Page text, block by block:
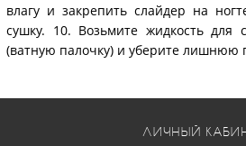
влагу и закрепить слайдер на
сушку. 10. Возьмите жидкость для
(ватную палочку) и уберите лишнюю
ЛИЧНЫЙ